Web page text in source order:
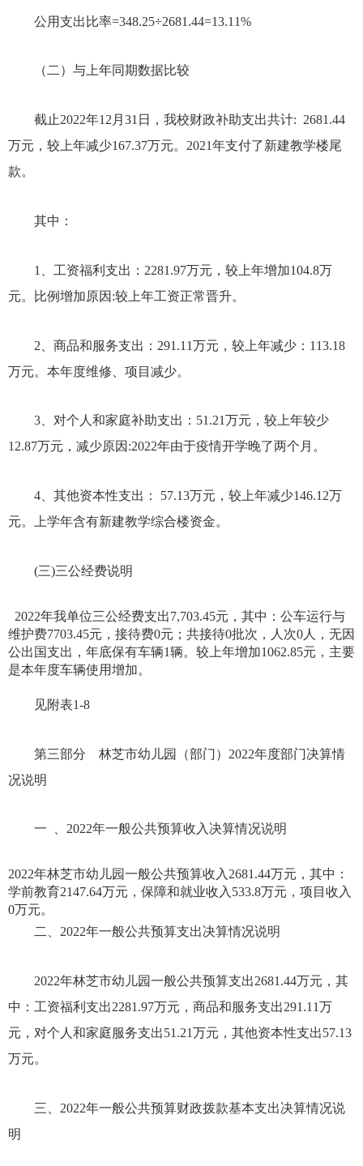
公用支出比率=348.25÷2681.44=13.11%
（二）与上年同期数据比较
截止2022年12月31日，我校财政补助支出共计: 2681.44
万元，较上年减少167.37万元。 2021年支付了新建教学楼尾
款。
其中：
1、工资福利支出： 2281.97万元，较上年增加104.8万
元。比例增加原因 :较上年工资正常晋升。
2、商品和服务支出： 291.11万元，较上年减少 ： 113.18
万元。本年度维修 、项目减少。
3、对个人和家庭补助支出： 51.21万元，较上年较少
12.87万元 ，减少原因 :2022年由于疫情开学晚了两个月 。
4、其他资本性支出： 57.13万元，较上年减少146.12万
元。 上学年含有新建教学综合楼资金。
(三)三公经费说明
2022年我单位三公经费支出7,703.45元，其中：公车运行与
维护费7703.45元，接待费0元；共接待0批次，人次0人，无因
公出国支出，年底保有车辆1辆。较上年增加1062.85元，主要
是本年度车辆使用增加。
见附表1-8
第三部分 林芝市幼儿园（部门） 2022年度部门决算情
况说明
一 2022年一般公共预算收入决算情况说明
2022年林芝市幼儿园一般公共预算收入 2681.44万元，其中：
学前教育2147.64万元，保障和就业收入 533.8万元，项目收入
0万元。
二、 2022年一般公共预算支出决算情况说明
2022年林芝市幼儿园一般公共预算支出2681.44万元，其
中：工资福利支出2281.97万元，商品和服务支出291.11万
元，对个人和家庭服务支出51.21万元，其他资本性支出57.13
万元。
三、 2022年一般公共预算财政拨款基本支出决算情况说
明